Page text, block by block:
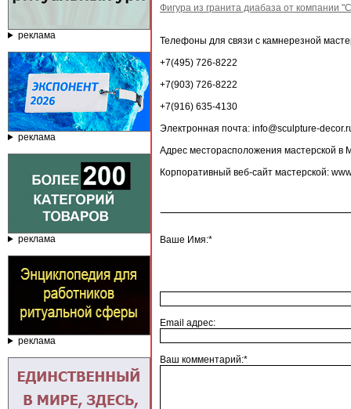
реклама
реклама
реклама
реклама
Фигура из гранита диабаза от компании
Телефоны для связи с камнерезной
+7(495) 726-8222
+7(903) 726-8222
+7(916) 635-4130
Электронная почта: info@sculpture-
Адрес месторасположения мастерской в
Корпоративный веб-сайт мастерской:
Ваше Имя:*
Email адрес:
Ваш комментарий:*